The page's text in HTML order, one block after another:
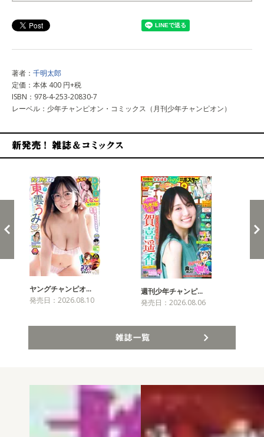
著者： 千明太郎
定価：本体 400 円+税
ISBN：978-4-253-20830-7
レーベル：少年チャンピオン・コミックス（月刊少年チャンピオン）
ヤングチャンピオ…
発売日：2026.08.10
週刊少年チャンピ…
発売日：2026.08.06